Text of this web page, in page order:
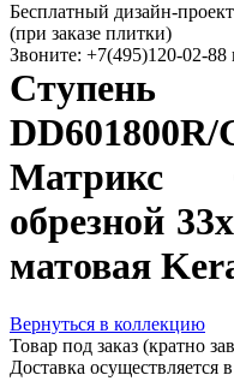
Бесплатный дизайн-
(при заказе плитки)
Звоните: +7(495)120-02-88
Ступень
Матрикс
обрезной
матовая
Вернуться в коллекцию
Товар под заказ (кратно
Доставка осуществляется